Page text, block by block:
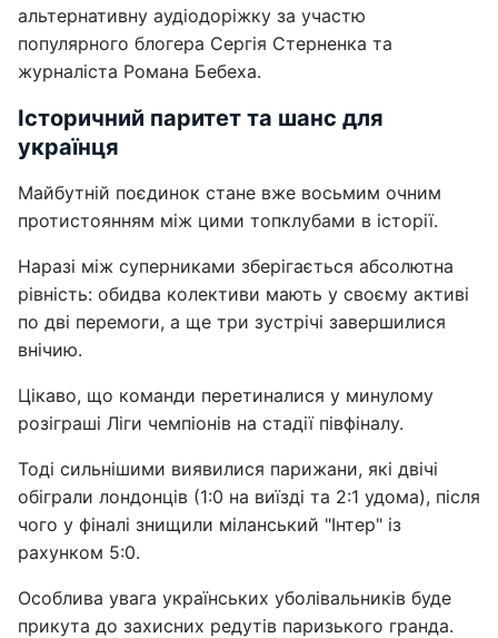
альтернативну аудіодоріжку за участю
популярного блогера Сергія Стерненка та
журналіста Романа Бебеха.
Історичний паритет та шанс для
українця
Майбутній поєдинок стане вже восьмим очним
протистоянням між цими топклубами в історії.
Наразі між суперниками зберігається абсолютна
рівність: обидва колективи мають у своєму активі
по дві перемоги, а ще три зустрічі завершилися
внічию.
Цікаво, що команди перетиналися у минулому
розіграші Ліги чемпіонів на стадії півфіналу.
Тоді сильнішими виявилися парижани, які двічі
обіграли лондонців (1:0 на виїзді та 2:1 удома), після
чого у фіналі знищили міланський "Інтер" із
рахунком 5:0.
Особлива увага українських уболівальників буде
прикута до захисних редутів паризького гранда.